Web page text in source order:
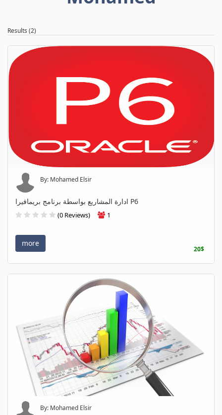
Results (2)
By: Mohamed Elsir
ادارة المشاريع بواسطة برنامج بريمافيرا P6
(0 Reviews) 1
more
20$
By: Mohamed Elsir